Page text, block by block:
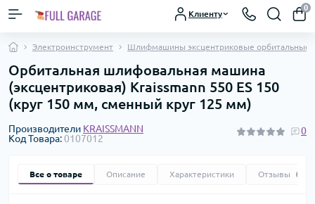
Клиенту
0
Электроинструмент Шлифмашины эксцентриковые орбитальные
Орбитальная шлифовальная машина
(эксцентриковая) Kraissmann 550 ES 150
(круг 150 мм, сменный круг 125 мм)
Производители KRAISSMANN
Код Товара:0107012
0
Все о товаре Описание Характеристики Отзывы